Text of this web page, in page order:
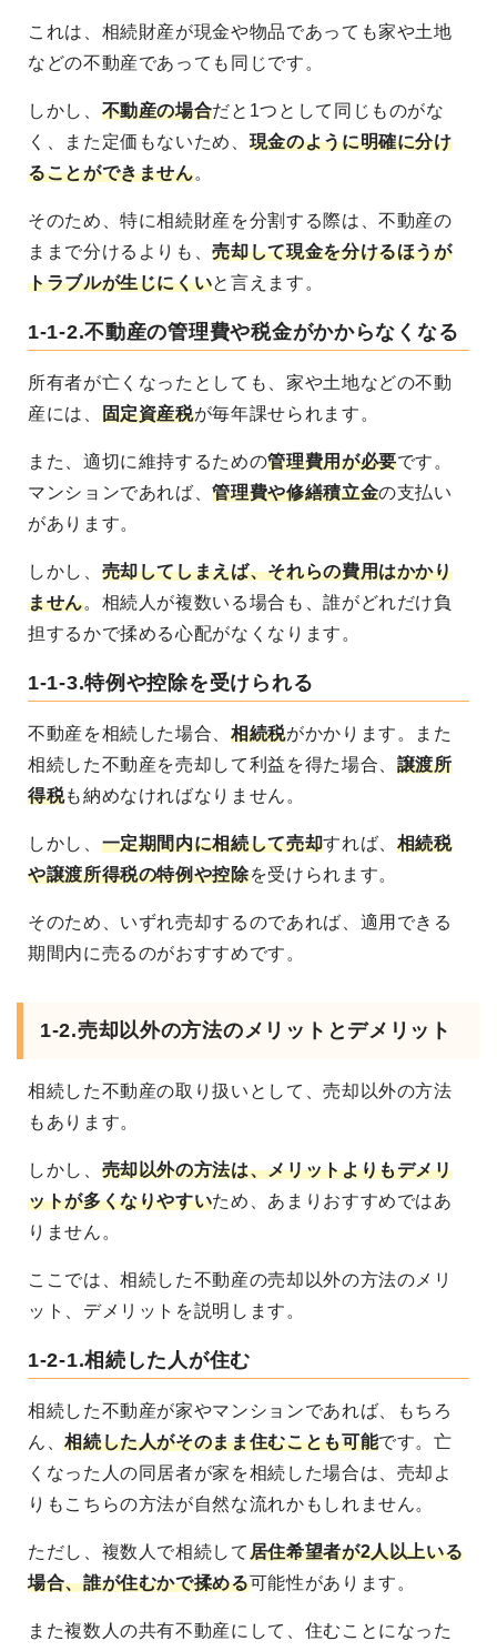
これは、相続財産が現金や物品であっても家や土地
などの不動産であっても同じです。
しかし、 不動産の場合だと1つとして同じものがな
く、また定価もないため、 現金のように明確に分け
ることができません。
そのため、特に相続財産を分割する際は、不動産の
ままで分けるよりも、売却して現金を分けるほうが
トラブルが生じにくいと言えます。
1-1-2.不動産の管理費や税金がかからなくなる
所有者が亡くなったとしても、 家や土地などの不動
産には、 固定資産税が毎年課せられます 。
また、適切に維持するための管理費用が必要です。
マンションであれば、管理費や修繕積立金の支払い
があります。
しかし、 売却してしまえば、それらの費用はかかり
ません。相続人が複数いる場合も、誰がどれだけ負
担するかで揉める心配がなくなります。
1-1-3.特例や控除を受けられる
不動産を相続した場合、相続税がかかります。また
相続した不動産を売却して利益を得た場合、 譲渡所
得税も納めなければなりません。
しかし、 一定期間内に相続して売却すれば、 相続税
や譲渡所得税の特例や控除を受けられます。
そのため、いずれ売却するのであれば、適用できる
期間内に売るのがおすすめです。
1-2.売却以外の方法のメリットとデメリット
相続した不動産の取り扱いとして、売却以外の方法
もあります。
しかし、 売却以外の方法は、メリットよりもデメリ
ットが多くなりやすいため、あまりおすすめではあ
りません。
ここでは、相続した不動産の売却以外の方法のメリ
ット、デメリットを説明します。
1-2-1.相続した人が住む
相続した不動産が家やマンションであれば、もちろ
ん、相続した人がそのまま住むことも可能です。亡
くなった人の同居者が家を相続した場合は、売却よ
りもこちらの方法が自然な流れかもしれません。
ただし、複数人で相続して居住希望者が2人以上いる
場合、誰が住むかで揉める可能性があります。
また複数人の共有不動産にして、住むことになった